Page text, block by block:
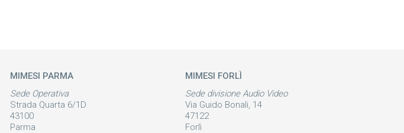
MIMESI PARMA
Sede Operativa
Strada Quarta 6/1D
43100
Parma
MIMESI FORLÌ
Sede divisione Audio Video
Via Guido Bonali, 14
47122
Forlì